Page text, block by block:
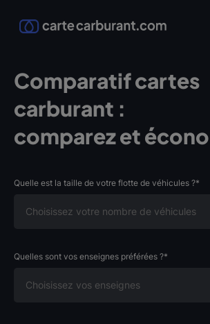
Comparatif cartes
carburant :
comparez et
Quelle est la taille de votre flotte de véhicules ?*
Quelles sont vos enseignes préférées ?*